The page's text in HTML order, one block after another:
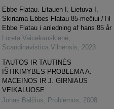
Ebbe Flatau. Litauen I. Lietuva I.
Skiriama Ebbes Flatau 85-mečiui /Til
Ebbe Flatau i anledning af hans 85 år
Loreta Vaicekauskienė,
Scandinavistica Vilnensis, 2023
TAUTOS IR TAUTINĖS
IŠTIKIMYBĖS PROBLEMA A.
MACEINOS IR J. GIRNIAUS
VEIKALUOSE
Jonas Balčius, Problemos, 2008